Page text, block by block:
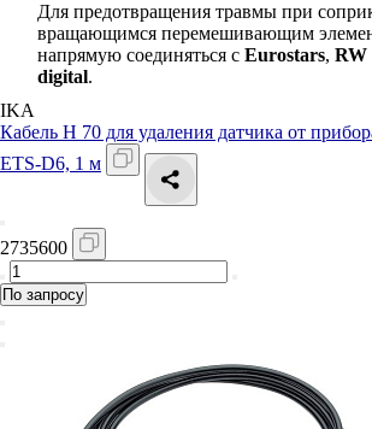
Для предотвращения травмы при
вращающимся перемешивающим
напрямую соединяться с Eurostars, RW
digital.
IKA
Кабель H 70 для удаления датчика от
ETS-D6, 1 м
2735600
По запросу